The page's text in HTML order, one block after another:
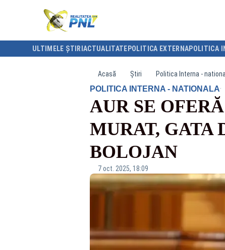
ULTIMELE ȘTIRI ACTUALITATE POLITICA EXTERNAPOLITICA
Acasă Știri Politica Interna -
POLITICA INTERNA - NATIONALA·
AUR SE
MURAT, GATA
BOLOJAN
7 oct. 2025, 18:09